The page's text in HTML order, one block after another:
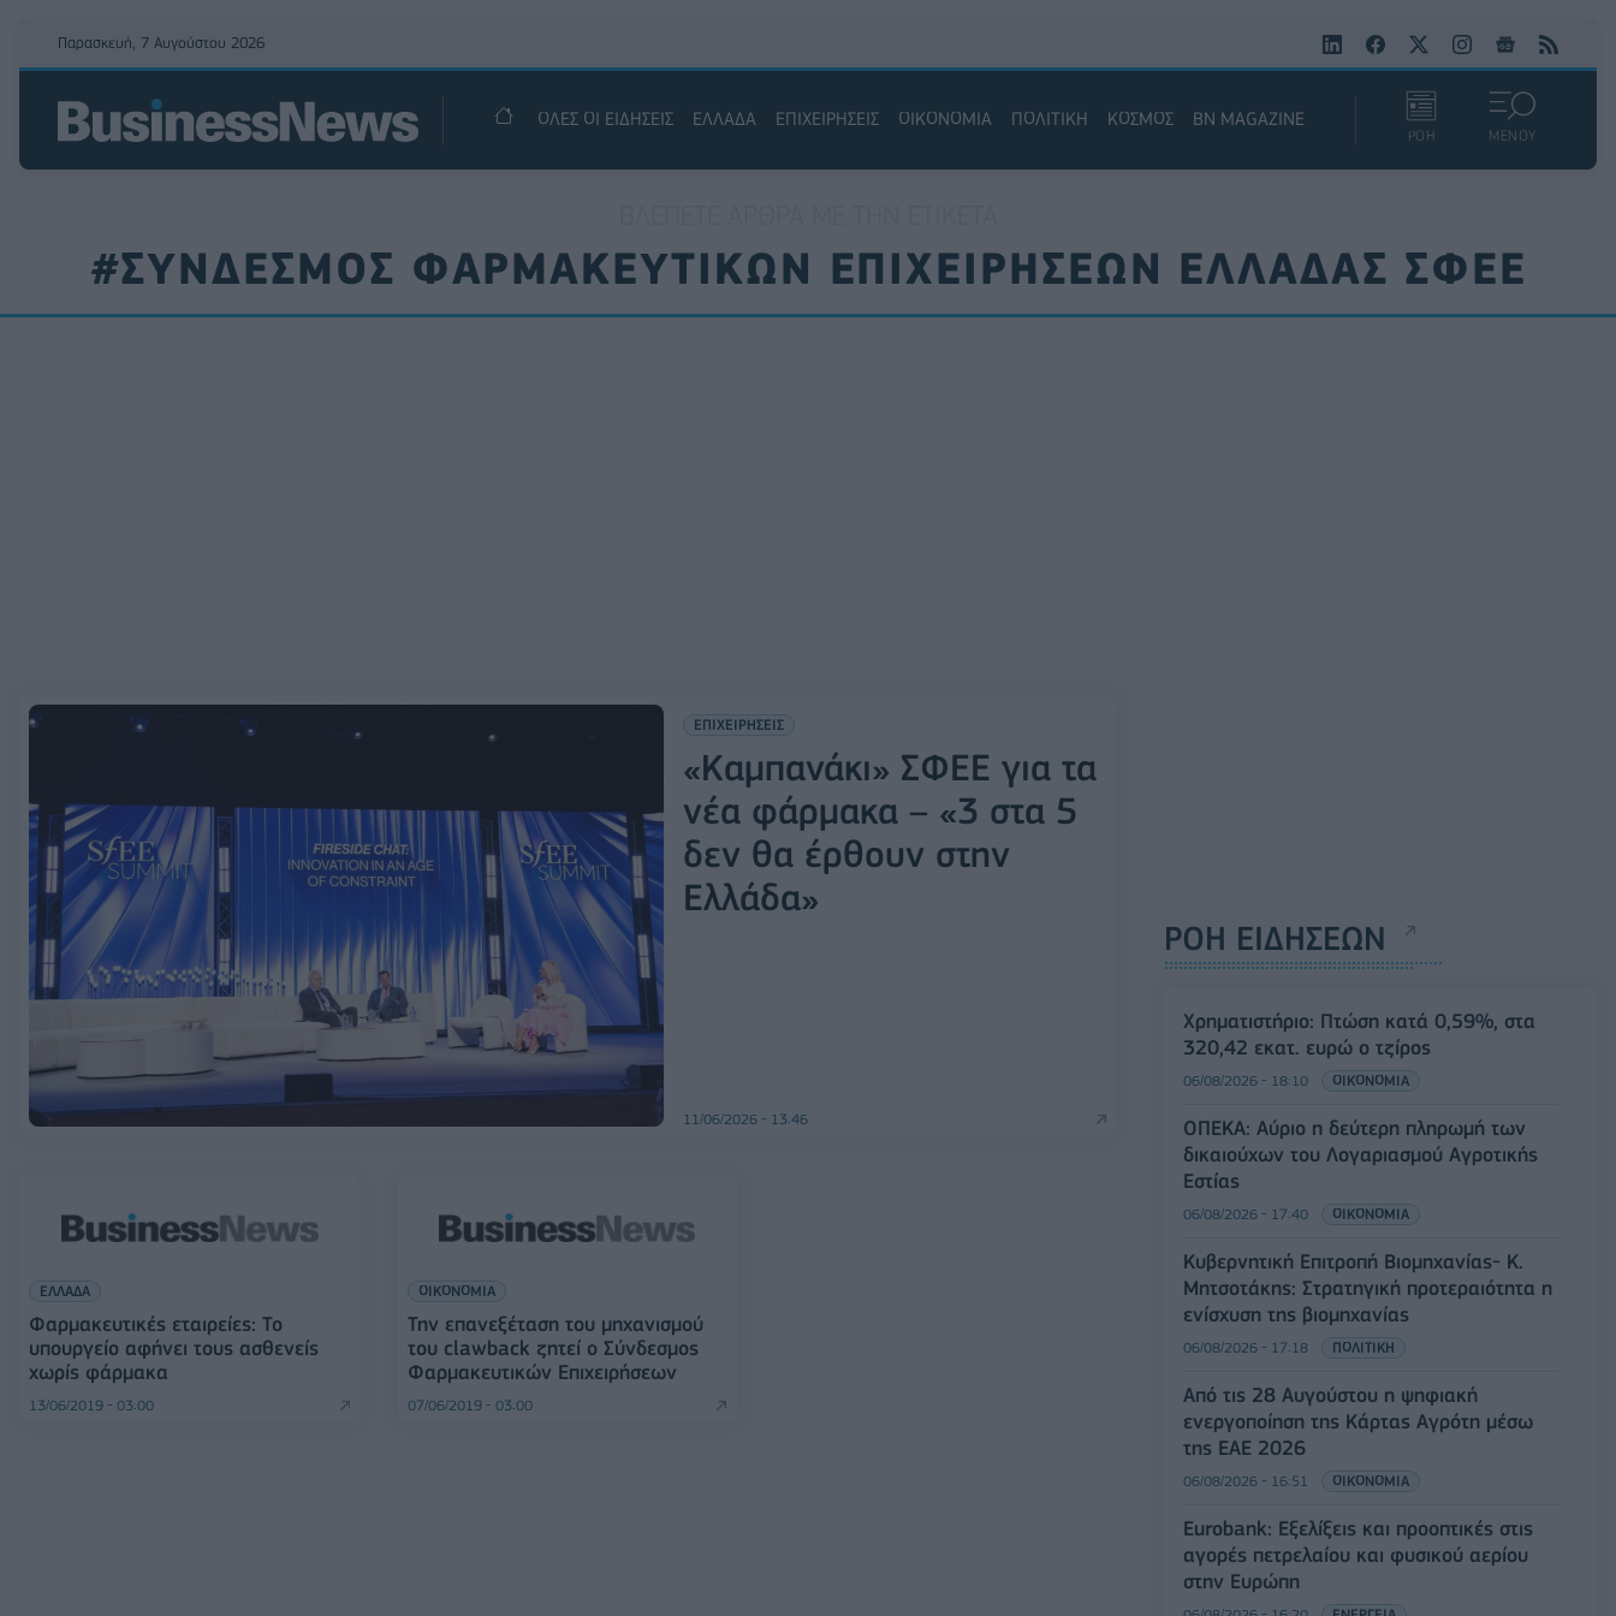
Παρασκευή, 7 Αυγούστου 2026
ΟΛΕΣ ΟΙ ΕΙΔΗΣΕΙΣ ΕΛΛΑΔΑ ΕΠΙΧΕΙΡΗΣΕΙΣ ΟΙΚΟΝΟΜΙΑ ΠΟΛΙΤΙΚΗ ΚΟΣΜΟΣ BN MAGAZINE
ΡΟΗ ΜΕΝΟΥ
#ΣΥΝΔΕΣΜΟΣ ΦΑΡΜΑΚΕΥΤΙΚΩΝ ΕΠΙΧΕΙΡΗΣΕΩΝ ΕΛΛΑΔΑΣ ΣΦΕΕ
ΕΠΙΧΕΙΡΗΣΕΙΣ
«Καμπανάκι» ΣΦΕΕ για τα
νέα φάρμακα – «3 στα 5
δεν θα έρθουν στην
Ελλάδα»
11/06/2026 - 13:46
ΕΛΛΑΔΑ
Φαρμακευτικές εταιρείες: Το
υπουργείο αφήνει τους ασθενείς
χωρίς φάρμακα
13/06/2019 - 03:00
ΟΙΚΟΝΟΜΙΑ
Την επανεξέταση του μηχανισμού
του clawback ζητεί ο Σύνδεσμος
Φαρμακευτικών Επιχειρήσεων
07/06/2019 - 03:00
ΡΟΗ ΕΙΔΗΣΕΩΝ
Χρηματιστήριο: Πτώση κατά 0,59%, στα
320,42 εκατ. ευρώ ο τζίρος
06/08/2026 - 18:10 ΟΙΚΟΝΟΜΙΑ
ΟΠΕΚΑ: Αύριο η δεύτερη πληρωμή των
δικαιούχων του Λογαριασμού Αγροτικής
Εστίας
06/08/2026 - 17:40 ΟΙΚΟΝΟΜΙΑ
Κυβερνητική Επιτροπή Βιομηχανίας- Κ.
Μητσοτάκης: Στρατηγική προτεραιότητα η
ενίσχυση της βιομηχανίας
06/08/2026 - 17:18 ΠΟΛΙΤΙΚΗ
Από τις 28 Αυγούστου η ψηφιακή
ενεργοποίηση της Κάρτας Αγρότη μέσω
της ΕΑΕ 2026
06/08/2026 - 16:51 ΟΙΚΟΝΟΜΙΑ
Eurobank: Εξελίξεις και προοπτικές στις
αγορές πετρελαίου και φυσικού αερίου
στην Ευρώπη